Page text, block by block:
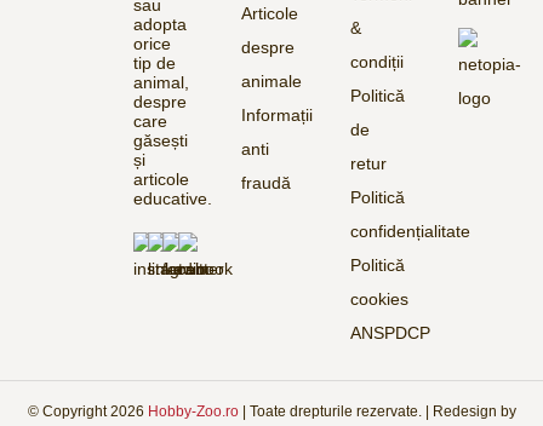
sau
adopta
orice
tip de
animal,
despre
care
găsești
și
articole
educative.
Articole
despre
animale
Informații
anti
fraudă
&
condiții
Politică
de
retur
Politică
confidențialitate
Politică
cookies
ANSPDCP
© Copyright2026 Hobby-Zoo.ro| Toate drepturile rezervate. | Redesign by